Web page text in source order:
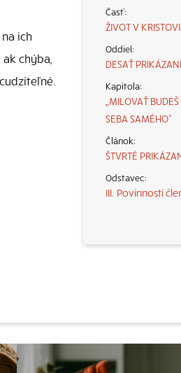
ŽIVOT V KRISTOVI
DESAŤ PRIKÁZANÍ
„MILOVAŤ
SEBA SAMÉHO“
ŠTVRTÉ
III. Povinnosti
ich
chýba,